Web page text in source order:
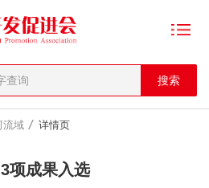
流域 / 详情页
项成果入选